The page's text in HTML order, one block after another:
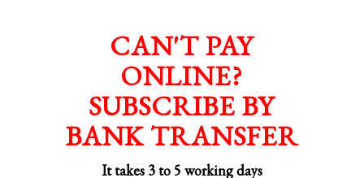
CAN'T PAY
ONLINE?
SUBSCRIBE BY
BANK TRANSFER
It takes 3 to 5 working days